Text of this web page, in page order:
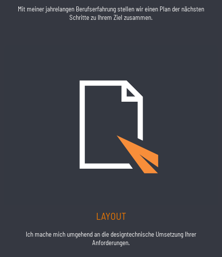
Mit meiner jahrelangen Berufserfahrung stellen wir einen Plan der nächsten
Schritte zu Ihrem Ziel zusammen.
LAYOUT
Ich mache mich umgehend an die designtechnische Umsetzung Ihrer
Anforderungen.